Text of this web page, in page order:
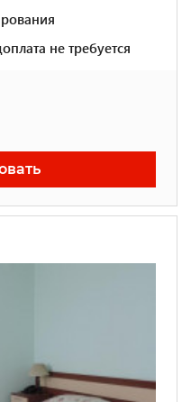
не требуется